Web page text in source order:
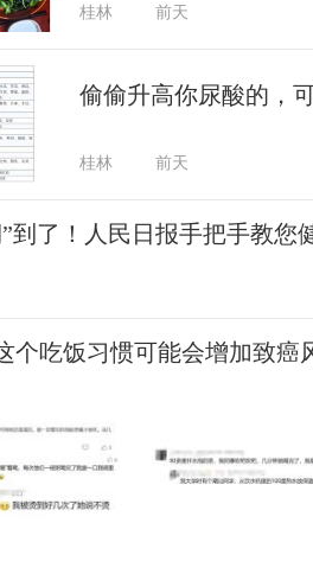
桂林 前天
偷偷升高你尿酸的，
桂林 前天
到了！人民日报手把手教您
个吃饭习惯可能会增加致癌